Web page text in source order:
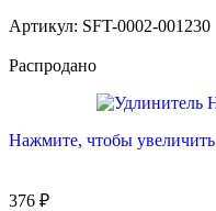
Артикул: SFT-0002-001230
Распродано
Нажмите, чтобы увеличить
376 ₽